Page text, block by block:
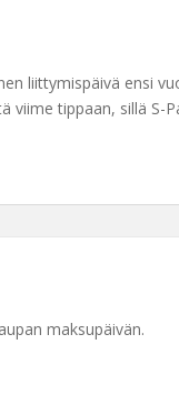
liittymispäivä ensi
viime tippaan, sillä S-
maksupäivän.